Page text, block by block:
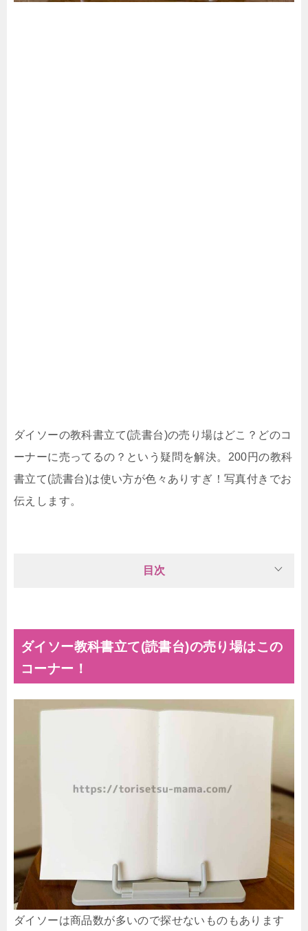
ダイソーの教科書立て(読書台)の売り場はどこ？どのコ
ーナーに売ってるの？という疑問を解決。200円の教科
書立て(読書台)は使い方が色々ありすぎ！写真付きでお
伝えします。
目次
ダイソー教科書立て(読書台)の売り場はこの
コーナー！
ダイソーは商品数が多いので探せないものもあります